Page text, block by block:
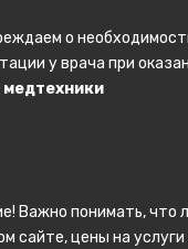
о
у врача при
медтехники
Важно понимать, что
сайте, цены на